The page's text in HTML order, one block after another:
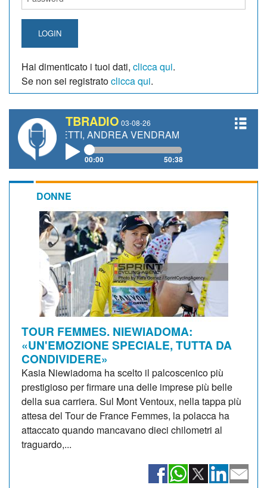
LOGIN
Hai dimenticato i tuoi dati, clicca qui.
Se non sei registratoclicca qui.
TBRADIO 03-08-26
ANDREA VENDRAME, FILIPPO FIORELLI
00:00 50:38
DONNE
TOUR FEMMES. NIEWIADOMA:
«UN'EMOZIONE SPECIALE, TUTTA DA
CONDIVIDERE»
Kasia Niewiadoma ha scelto il palcoscenico più
prestigioso per firmare una delle imprese più belle
della sua carriera. Sul Mont Ventoux, nella tappa più
attesa del Tour de France Femmes, la polacca ha
attaccato quando mancavano dieci chilometri al
traguardo,...